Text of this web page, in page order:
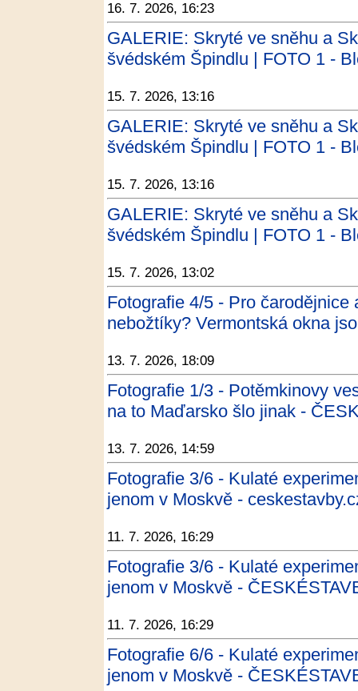
16. 7. 2026, 16:23
GALERIE: Skryté ve sněhu a
švédském Špindlu | FOTO 1 -
15. 7. 2026, 13:16
GALERIE: Skryté ve sněhu a
švédském Špindlu | FOTO 1 -
15. 7. 2026, 13:16
GALERIE: Skryté ve sněhu a
švédském Špindlu | FOTO 1 -
15. 7. 2026, 13:02
Fotografie 4/5 - Pro
nebožtíky? Vermontská okna
13. 7. 2026, 18:09
Fotografie 1/3 - Potěmkinovy
na to Maďarsko šlo jinak -
13. 7. 2026, 14:59
Fotografie 3/6 - Kulaté
jenom v Moskvě -
11. 7. 2026, 16:29
Fotografie 3/6 - Kulaté
jenom v Moskvě -
11. 7. 2026, 16:29
Fotografie 6/6 - Kulaté
jenom v Moskvě -